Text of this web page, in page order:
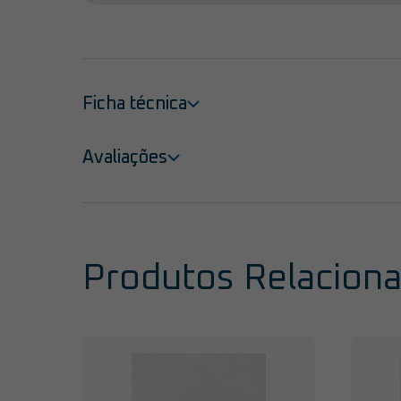
Ficha técnica
Avaliações
Produtos